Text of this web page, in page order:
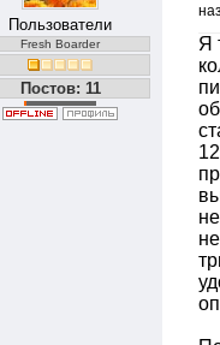
Пользователи
Fresh Boarder
Постов: 11
Я